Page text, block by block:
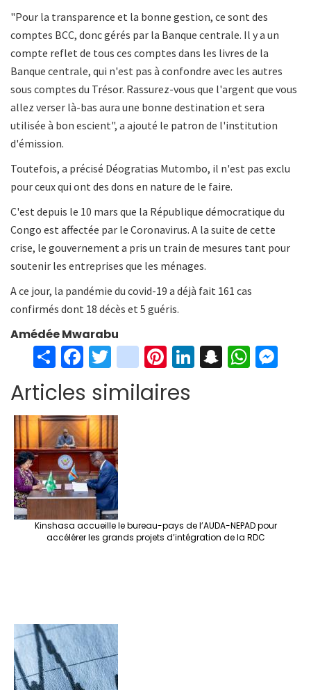
"Pour la transparence et la bonne gestion, ce sont des
comptes BCC, donc gérés par la Banque centrale. Il y a un
compte reflet de tous ces comptes dans les livres de la
Banque centrale, qui n'est pas à confondre avec les autres
sous comptes du Trésor. Rassurez-vous que l'argent que vous
allez verser là-bas aura une bonne destination et sera
utilisée à bon escient", a ajouté le patron de l'institution
d'émission.
Toutefois, a précisé Déogratias Mutombo, il n'est pas exclu
pour ceux qui ont des dons en nature de le faire.
C'est depuis le 10 mars que la République démocratique du
Congo est affectée par le Coronavirus. A la suite de cette
crise, le gouvernement a pris un train de mesures tant pour
soutenir les entreprises que les ménages.
A ce jour, la pandémie du covid-19 a déjà fait 161 cas
confirmés dont 18 décès et 5 guéris.
Amédée Mwarabu
S
h
ar
e
Fa
ce
b
o
o
k
T
wi
tt
er
in
st
ag
Pi
er
Li S W
Articles similaires
Kinshasa accueille le bureau-pays de l’AUDA-NEPAD pour
accélérer les grands projets d’intégration de la RDC